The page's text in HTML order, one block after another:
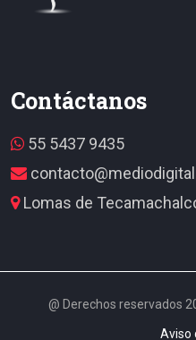
Contáctanos
55 5437 9435
Lomas de
@ Derechos reservados
Aviso